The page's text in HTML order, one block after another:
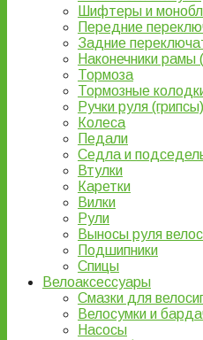
Шифтеры и
Передние
Задние
Наконечники рамы
Тормоза
Тормозные
Ручки руля (грипсы)
Колеса
Педали
Седла и
Втулки
Каретки
Вилки
Рули
Выносы руля
Подшипники
Спицы
Велоаксессуары
Смазки для
Велосумки и
Насосы